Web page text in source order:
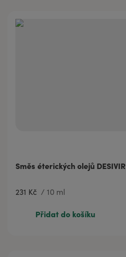
Směs éterických olejů DESIVIR
231 Kč / 10 ml
354 Kč
20 ml
Přidat do košíku